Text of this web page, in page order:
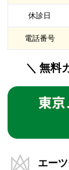
休診日
電話番号
＼ 無料
エー